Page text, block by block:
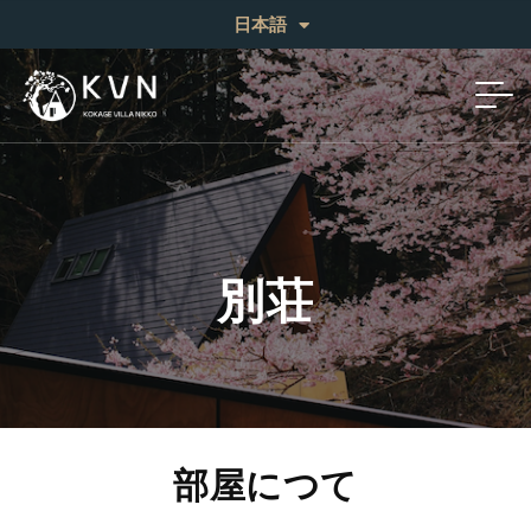
日本語
中文 (繁体)
別荘
部屋につて